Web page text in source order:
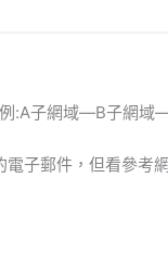
:A子網域—B子網域
子郵件，但看參考